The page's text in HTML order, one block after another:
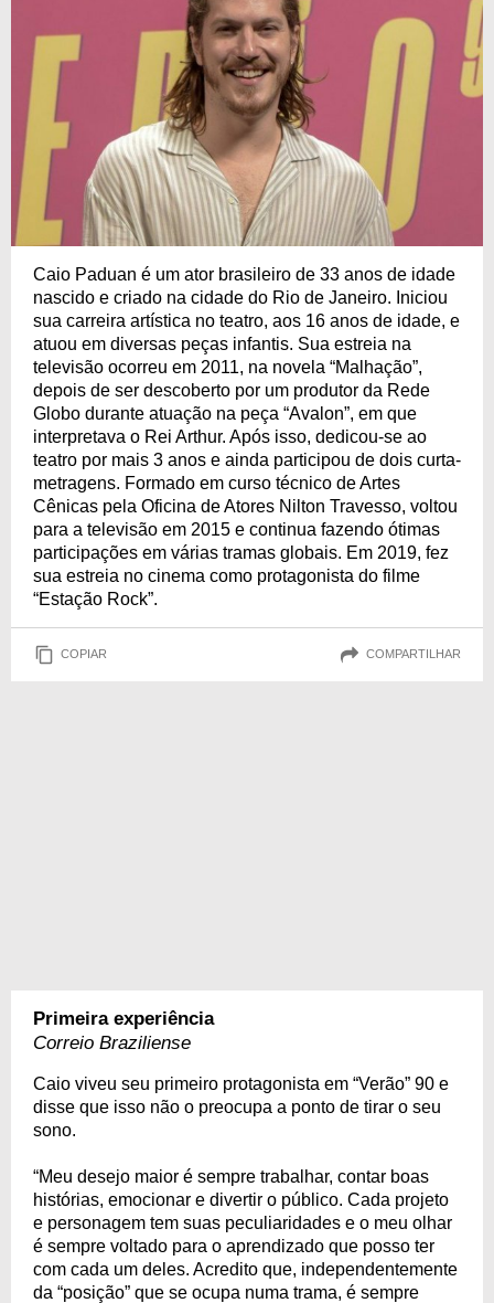
Caio Paduan é um ator brasileiro de 33 anos de idade
nascido e criado na cidade do Rio de Janeiro. Iniciou
sua carreira artística no teatro, aos 16 anos de idade, e
atuou em diversas peças infantis. Sua estreia na
televisão ocorreu em 2011, na novela “Malhação”,
depois de ser descoberto por um produtor da Rede
Globo durante atuação na peça “Avalon”, em que
interpretava o Rei Arthur. Após isso, dedicou-se ao
teatro por mais 3 anos e ainda participou de dois curta-
metragens. Formado em curso técnico de Artes
Cênicas pela Oficina de Atores Nilton Travesso, voltou
para a televisão em 2015 e continua fazendo ótimas
participações em várias tramas globais. Em 2019, fez
sua estreia no cinema como protagonista do filme
“Estação Rock”.
COPIAR COMPARTILHAR
Primeira experiência
Correio Braziliense
Caio viveu seu primeiro protagonista em “Verão” 90 e
disse que isso não o preocupa a ponto de tirar o seu
sono.
“Meu desejo maior é sempre trabalhar, contar boas
histórias, emocionar e divertir o público. Cada projeto
e personagem tem suas peculiaridades e o meu olhar
é sempre voltado para o aprendizado que posso ter
com cada um deles. Acredito que, independentemente
da “posição” que se ocupa numa trama, é sempre